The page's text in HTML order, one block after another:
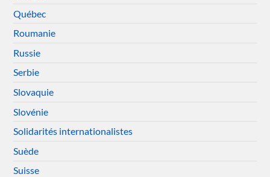
Québec
Roumanie
Russie
Serbie
Slovaquie
Slovénie
Solidarités internationalistes
Suède
Suisse